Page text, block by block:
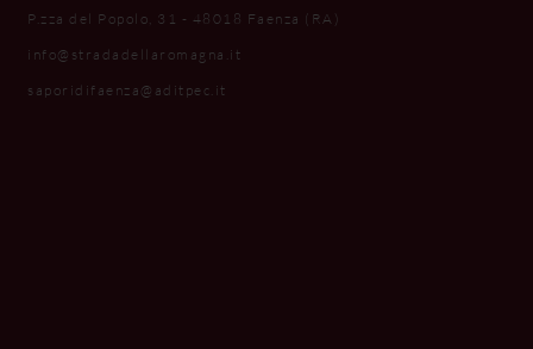
P.zza del Popolo, 31 - 48018 Faenza (RA)
info@stradadellaromagna.it
saporidifaenza@aditpec.it